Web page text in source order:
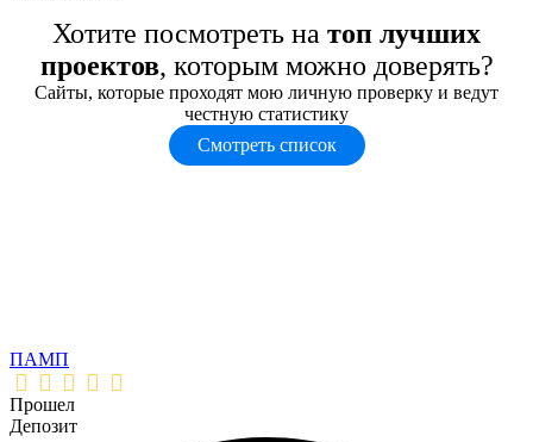
Хотите посмотреть на топ лучших
проектов, которым можно доверять?
Сайты, которые проходят мою личную проверку и ведут
честную статистику
Смотреть список
ПАМП
Прошел
Депозит